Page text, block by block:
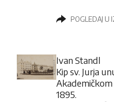
POGLEDAJ U
Ivan Standl
Kip sv. Jurja
1895.